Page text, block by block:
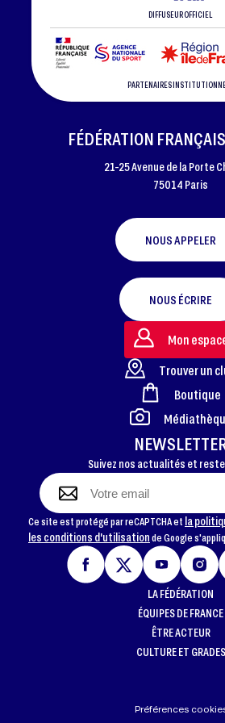
DIFFUSEUR OFFICIEL
PARTENAIRES
FÉDÉRATION
21-25 Avenue de la Porte
75014 Paris
NOUS APPELER
NOUS ÉCRIRE
Suivez nos actualités et
Ce site est protégé par reCAPTCHA et la
les conditions d'utilisationde Google
Mon
Trouver un
Boutique
LA FÉDÉRATION
ÉQUIPES DE FRANCE
ÊTRE ACTEUR
CULTURE ET GRADES
Préférences